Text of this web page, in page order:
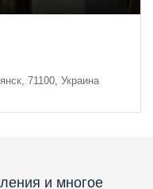
71100, Украина
и многое